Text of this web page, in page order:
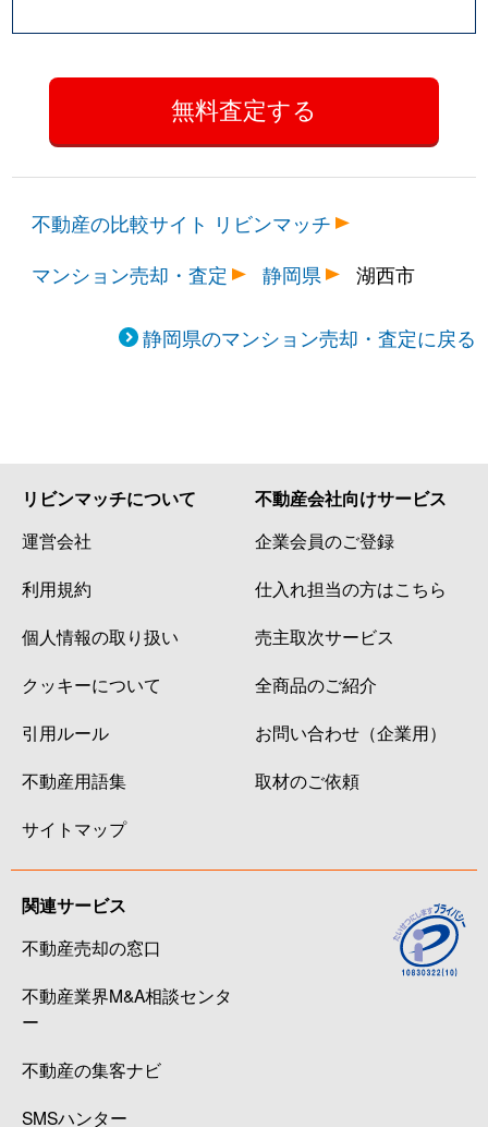
不動産の比較サイト リビンマッチ
マンション売却・査定
静岡県 湖西市
静岡県のマンション売却・査定に戻る
リビンマッチについて
運営会社
利用規約
個人情報の取り扱い
クッキーについて
引用ルール
不動産用語集
サイトマップ
不動産会社向けサービス
企業会員のご登録
仕入れ担当の方はこちら
売主取次サービス
全商品のご紹介
お問い合わせ（企業用）
取材のご依頼
関連サービス
不動産売却の窓口
不動産業界M&A相談センタ
ー
不動産の集客ナビ
SMSハンター